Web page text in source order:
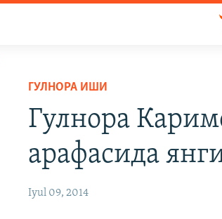
ГУЛНОРА ИШИ
Гулнора
арафасида
Iyul 09, 2014